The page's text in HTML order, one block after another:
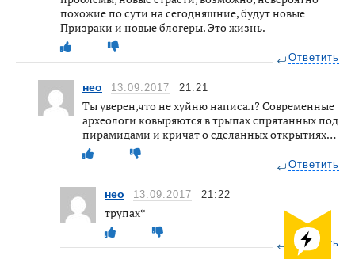
похожие по сути на сегодняшние, будут новые
Призраки и новые блогеры. Это жизнь.
Ответить
нео 13.09.2017 21:21
Ты уверен,что не хуйню написал? Современные
археологи ковыряются в трыпах спрятанных под
пирамидами и кричат о сделанных открытиях…
Ответить
нео 13.09.2017 21:22
трупах*
Ответить